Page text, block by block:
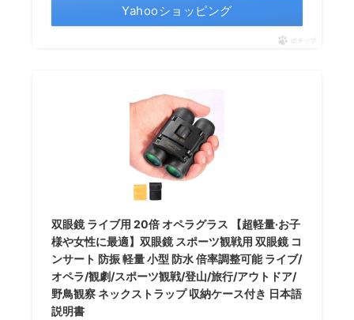
Yahooショッピング
ポチップ
双眼鏡 ライブ用 20倍 オペラグラス 【超軽量·お子
様や女性に最適】双眼鏡 スポーツ観戦用 双眼鏡 コ
ンサート 防振 軽量 小型 防水 倍率調整可能 ライブ/
オペラ/観劇/スポーツ観戦/登山/旅行/アウトドア/
野鳥観察 ネックストラップ 収納ケース付き 日本語
説明書